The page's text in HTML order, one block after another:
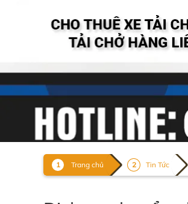
Trang chủ Tin Tức